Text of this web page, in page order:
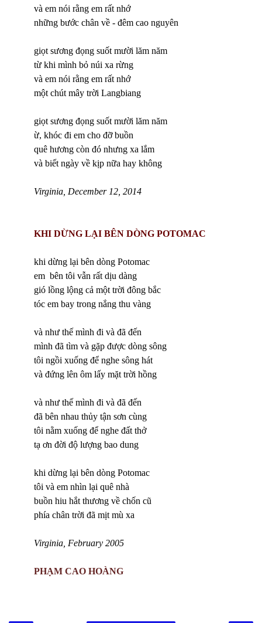
và em nói rằng em rất nhớ
những bước chân về - đêm cao nguyên
giọt sương đọng suốt mười lăm năm
từ khi mình bỏ núi xa rừng
và em nói rằng em rất nhớ
một chút mây trời Langbiang
giọt sương đọng suốt mười lăm năm
ừ, khóc đi em cho đỡ buồn
quê hương còn đó nhưng xa lắm
và biết ngày về kịp nữa hay không
Virginia, December 12, 2014
KHI DỪNG LẠI BÊN DÒNG POTOMAC
khi dừng lại bên dòng Potomac
em bên tôi vẫn rất dịu dàng
gió lồng lộng cả một trời đông bắc
tóc em bay trong nắng thu vàng
và như thế mình đi và đã đến
mình đã tìm và gặp được dòng sông
tôi ngồi xuống để nghe sông hát
và đứng lên ôm lấy mặt trời hồng
và như thế mình đi và đã đến
đã bên nhau thủy tận sơn cùng
tôi nằm xuống để nghe đất thở
tạ ơn đời độ lượng bao dung
khi dừng lại bên dòng Potomac
tôi và em nhìn lại quê nhà
buồn hiu hắt thương về chốn cũ
phía chân trời đã mịt mù xa
Virginia, February 2005
PHẠM CAO HOÀNG